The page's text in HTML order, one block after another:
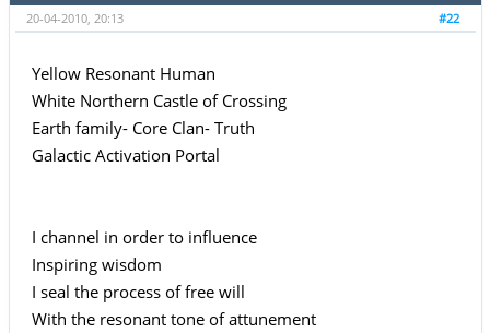
#22
20-04-2010, 20:13
Yellow Resonant Human
White Northern Castle of Crossing
Earth family- Core Clan- Truth
Galactic Activation Portal
I channel in order to influence
Inspiring wisdom
I seal the process of free will
With the resonant tone of attunement